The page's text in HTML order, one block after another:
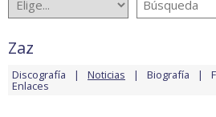
Zaz
Discografía Noticias Biografía
Enlaces